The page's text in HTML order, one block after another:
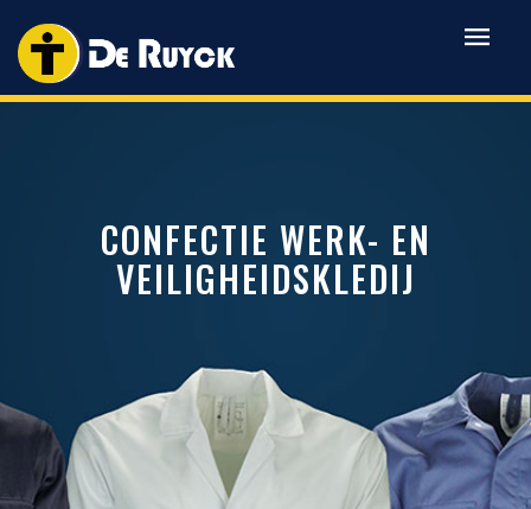
CONFECTIE WERK- EN
VEILIGHEIDSKLEDIJ